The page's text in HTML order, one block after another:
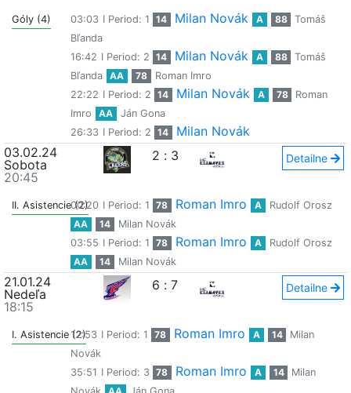
Góly (4) 03:03 I Period: 1 14 Milan Novák A 88
Tomáš
Bľanda
16:42 I Period: 2 14 Milan Novák A 88
Tomáš
Bľanda
AA 78
Roman Imro
22:22 I Period: 2 14 Milan Novák A 78
Roman
Imro
AA
Ján Gona
26:33 I Period: 2 14
Milan Novák
03.02.24
Sobota
20:45
2 : 3 Detailne
II. Asistencie (2)
00:20 I Period: 1 78 Roman Imro A
Rudolf Orosz
AA
14
Milan Novák
03:55 I Period: 1 78 Roman Imro A
Rudolf Orosz
AA
14 Milan Novák
21.01.24
Nedeľa
18:15
6 : 7 Detailne
I. Asistencie (2)
12:53 I Period: 1 78 Roman Imro A 14
Milan
Novák
35:51 I Period: 3 78 Roman Imro A 14
Milan